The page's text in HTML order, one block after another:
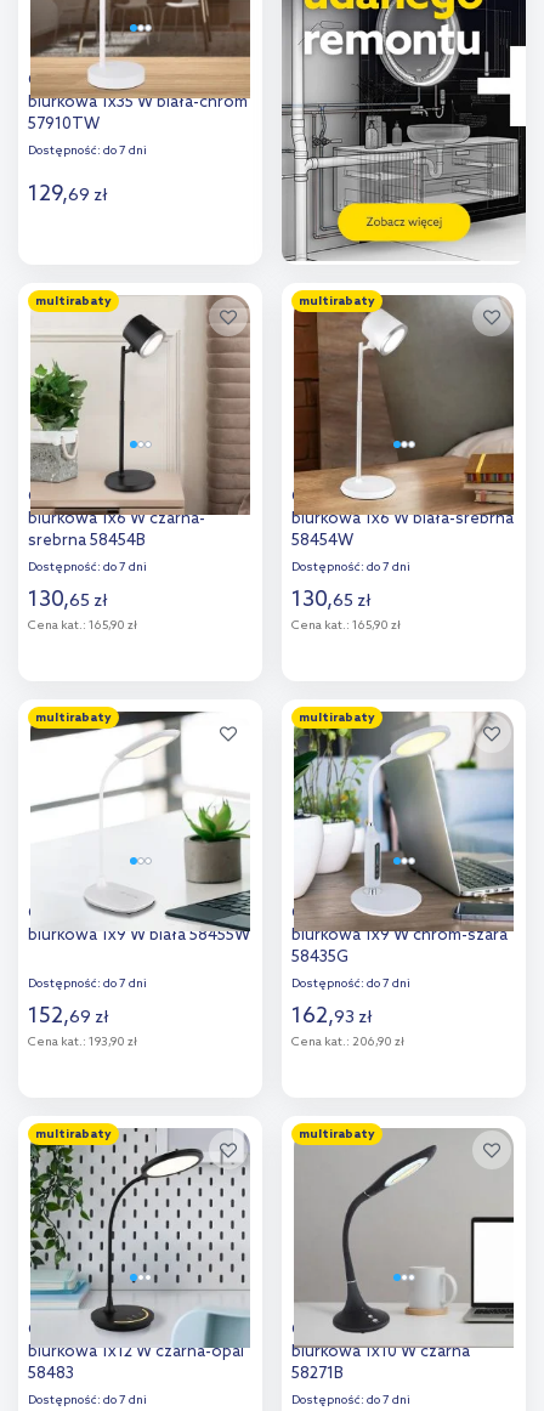
Globo Lighting Robby lampa
biurkowa 1x35 W biała-chrom
57910TW
Dostępność: do 7 dni
129,69 zł
Dodaj do
porównania
multirabaty
Globo Lighting Meeya lampa
biurkowa 1x6 W czarna-
srebrna 58454B
Dostępność: do 7 dni
130,65 zł
Cena kat.: 165,90 zł
Dodaj do
porównania
multirabaty
Globo Lighting Meeya lampa
biurkowa 1x6 W biała-srebrna
58454W
Dostępność: do 7 dni
130,65 zł
Cena kat.: 165,90 zł
Dodaj do
porównania
multirabaty
Globo Lighting Botal lampa
biurkowa 1x9 W biała 58455W
Dostępność: do 7 dni
152,69 zł
Cena kat.: 193,90 zł
Dodaj do
porównania
multirabaty
Globo Lighting Fruggy lampa
biurkowa 1x9 W chrom-szara
58435G
Dostępność: do 7 dni
162,93 zł
Cena kat.: 206,90 zł
Dodaj do
porównania
multirabaty
Globo Lighting lampa
biurkowa 1x12 W czarna-opal
58483
Dostępność: do 7 dni
multirabaty
Globo Lighting Pattaya lampa
biurkowa 1x10 W czarna
58271B
Dostępność: do 7 dni